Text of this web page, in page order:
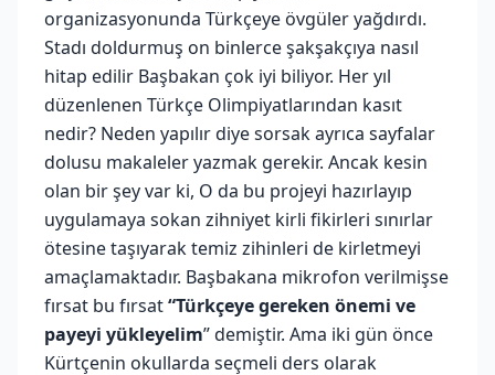
organizasyonunda Türkçeye övgüler yağdırdı.
Stadı doldurmuş on binlerce şakşakçıya nasıl
hitap edilir Başbakan çok iyi biliyor. Her yıl
düzenlenen Türkçe Olimpiyatlarından kasıt
nedir? Neden yapılır diye sorsak ayrıca sayfalar
dolusu makaleler yazmak gerekir. Ancak kesin
olan bir şey var ki, O da bu projeyi hazırlayıp
uygulamaya sokan zihniyet kirli fikirleri sınırlar
ötesine taşıyarak temiz zihinleri de kirletmeyi
amaçlamaktadır. Başbakana mikrofon verilmişse
fırsat bu fırsat“Türkçeye gereken önemi ve
payeyi yükleyelim” demiştir. Ama iki gün önce
Kürtçenin okullarda seçmeli ders olarak